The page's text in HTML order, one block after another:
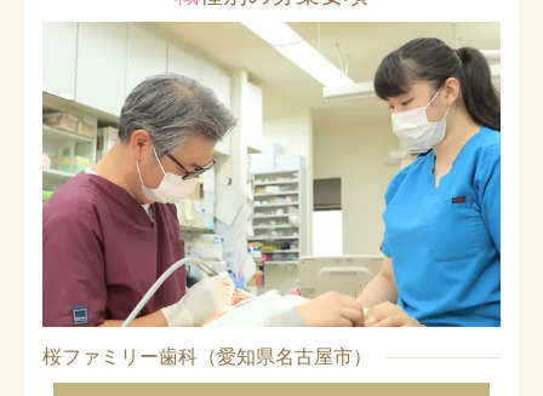
桜ファミリー歯科（愛知県名古屋市）